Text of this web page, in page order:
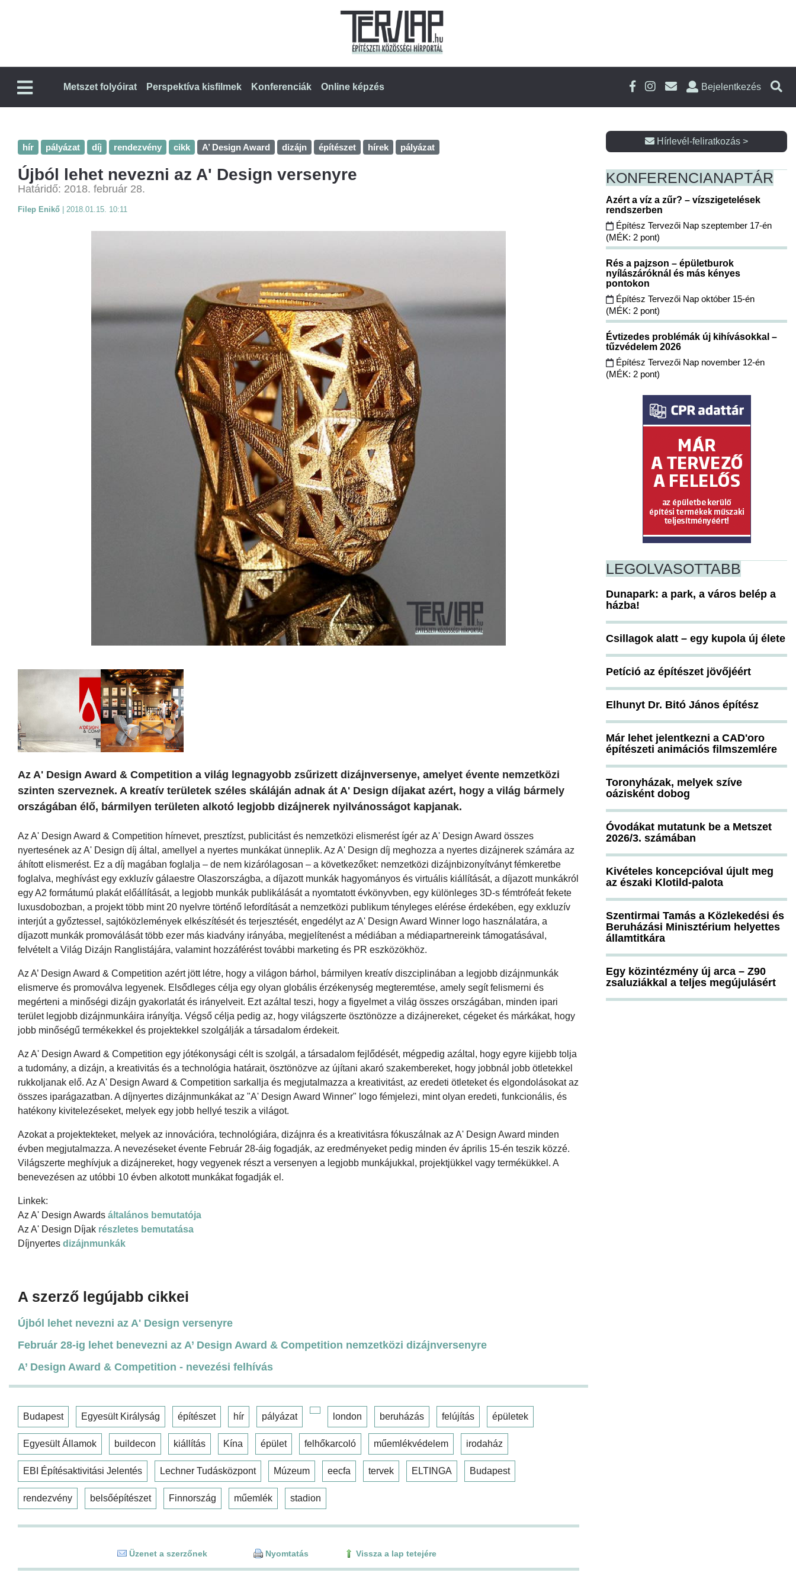
Metszet folyóirat Perspektíva kisfilmek Konferenciák Online képzés Bejelentkezés
hír pályázat díj rendezvény cikk A’ Design Award dizájn építészet hírek pályázat
Újból lehet nevezni az A' Design versenyre
Határidő: 2018. február 28.
Filep Enikő 2018.01.15. 10:11
Az A' Design Award & Competition a világ legnagyobb zsűrizett dizájnversenye, amelyet évente nemzetközi
szinten szerveznek. A kreatív területek széles skáláján adnak át A' Design díjakat azért, hogy a világ bármely
országában élő, bármilyen területen alkotó legjobb dizájnerek nyilvánosságot kapjanak.
Az A' Design Award & Competition hírnevet, presztízst, publicitást és nemzetközi elismerést ígér az A' Design Award összes
nyertesének az A' Design díj által, amellyel a nyertes munkákat ünneplik. Az A' Design díj meghozza a nyertes dizájnerek számára az
áhított elismerést. Ez a díj magában foglalja – de nem kizárólagosan – a következőket: nemzetközi dizájnbizonyítványt fémkeretbe
foglalva, meghívást egy exkluzív gálaestre Olaszországba, a díjazott munkák hagyományos és virtuális kiállítását, a díjazott munkákról
egy A2 formátumú plakát előállítását, a legjobb munkák publikálását a nyomtatott évkönyvben, egy különleges 3D-s fémtrófeát fekete
luxusdobozban, a projekt több mint 20 nyelvre történő lefordítását a nemzetközi publikum tényleges elérése érdekében, egy exkluzív
interjút a győztessel, sajtóközlemények elkészítését és terjesztését, engedélyt az A' Design Award Winner logo használatára, a
díjazott munkák promoválását több ezer más kiadvány irányába, megjelítenést a médiában a médiapartnereink támogatásával,
felvételt a Világ Dizájn Ranglistájára, valamint hozzáférést további marketing és PR eszközökhöz.
Az A’ Design Award & Competition azért jött létre, hogy a világon bárhol, bármilyen kreatív diszciplinában a legjobb dizájnmunkák
elismerve és promoválva legyenek. Elsődleges célja egy olyan globális érzékenység megteremtése, amely segít felismerni és
megérteni a minőségi dizájn gyakorlatát és irányelveit. Ezt azáltal teszi, hogy a figyelmet a világ összes országában, minden ipari
terület legjobb dizájnmunkáira irányítja. Végső célja pedig az, hogy világszerte ösztönözze a dizájnereket, cégeket és márkákat, hogy
jobb minőségű termékekkel és projektekkel szolgálják a társadalom érdekeit.
Az A' Design Award & Competition egy jótékonysági célt is szolgál, a társadalom fejlődését, mégpedig azáltal, hogy egyre kijjebb tolja
a tudomány, a dizájn, a kreativitás és a technológia határait, ösztönözve az újítani akaró szakembereket, hogy jobbnál jobb ötletekkel
rukkoljanak elő. Az A' Design Award & Competition sarkallja és megjutalmazza a kreativitást, az eredeti ötleteket és elgondolásokat az
összes iparágazatban. A díjnyertes dizájnmunkákat az "A' Design Award Winner" logo fémjelezi, mint olyan eredeti, funkcionális, és
hatékony kivitelezéseket, melyek egy jobb hellyé teszik a világot.
Azokat a projektekteket, melyek az innovációra, technológiára, dizájnra és a kreativitásra fókuszálnak az A' Design Award minden
évben megjutalmazza. A nevezéseket évente Február 28-áig fogadják, az eredményeket pedig minden év április 15-én teszik közzé.
Világszerte meghívjuk a dizájnereket, hogy vegyenek részt a versenyen a legjobb munkájukkal, projektjükkel vagy termékükkel. A
benevezésen az utóbbi 10 évben alkotott munkákat fogadják el.
Linkek:
Az A' Design Awards általános bemutatója
Az A' Design Díjak részletes bemutatása
Díjnyertes dizájnmunkák
A szerző legújabb cikkei
Újból lehet nevezni az A' Design versenyre
Február 28-ig lehet benevezni az A’ Design Award & Competition nemzetközi dizájnversenyre
A’ Design Award & Competition - nevezési felhívás
Budapest Egyesült Királyság építészet hír pályázat london beruházás felújítás épületek
Egyesült Államok buildecon kiállítás Kína épület felhőkarcoló műemlékvédelem irodaház
EBI Építésaktivitási Jelentés Lechner Tudásközpont Múzeum eecfa tervek ELTINGA Budapest
rendezvény belsőépítészet Finnország műemlék stadion
Üzenet a szerzőnek Nyomtatás Vissza a lap tetejére
Hírlevél-feliratkozás >
KONFERENCIANAPTÁR
Azért a víz a zűr? – vízszigetelések
rendszerben
Építész Tervezői Nap szeptember 17-én
(MÉK: 2 pont)
Rés a pajzson – épületburok
nyílászáróknál és más kényes
pontokon
Építész Tervezői Nap október 15-én
(MÉK: 2 pont)
Évtizedes problémák új kihívásokkal –
tűzvédelem 2026
Építész Tervezői Nap november 12-én
(MÉK: 2 pont)
LEGOLVASOTTABB
Dunapark: a park, a város belép a
házba!
Csillagok alatt – egy kupola új élete
Petíció az építészet jövőjéért
Elhunyt Dr. Bitó János építész
Már lehet jelentkezni a CAD'oro
építészeti animációs filmszemlére
Toronyházak, melyek szíve
oázisként dobog
Óvodákat mutatunk be a Metszet
2026/3. számában
Kivételes koncepcióval újult meg
az északi Klotild-palota
Szentirmai Tamás a Közlekedési és
Beruházási Minisztérium helyettes
államtitkára
Egy közintézmény új arca – Z90
zsaluziákkal a teljes megújulásért